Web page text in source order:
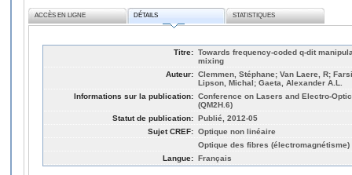
ACCÈS EN LIGNE DÉTAILS STATISTIQUES
Titre: Towards frequency-coded q-dit
mixing
Auteur: Clemmen, Stéphane; Van Laere, R;
Lipson, Michal; Gaeta, Alexander A.L.
Informations sur la publication: Conference on Lasers and Electro-
(QM2H.6)
Statut de publication: Publié, 2012-05
Sujet CREF: Optique non linéaire
Optique des fibres (électromagnétisme)
Langue: Français